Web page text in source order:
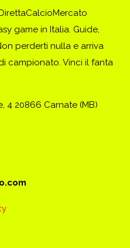
game in Italia. Guide,
perderti nulla e arriva
campionato. Vinci il fanta
4 20866 Carnate (MB)